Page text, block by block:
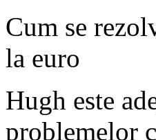
Cum se
la euro
Hugh este
problemelor